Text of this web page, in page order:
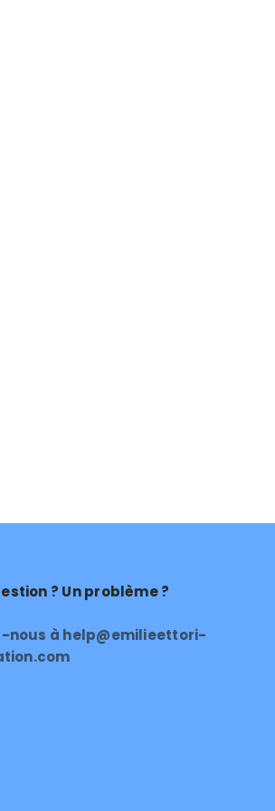
? Un problème ?
nous à help@emilieettori-